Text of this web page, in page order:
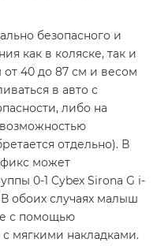
безопасного и
как в коляске, так и
40 до 87 см и весом
в авто с
либо на
отдельно). В
может
0-1 Cybex Sirona G i-
обоих случаях малыш
с помощью
мягкими накладками.